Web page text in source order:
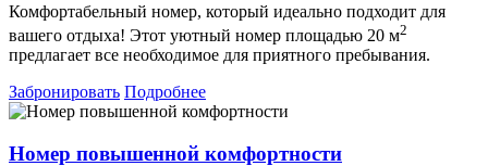
Комфортабельный номер, который идеально подходит для
вашего отдыха! Этот уютный номер площадью 20 м2
предлагает все необходимое для приятного пребывания.
Забронировать Подробнее
Номер повышенной комфортности